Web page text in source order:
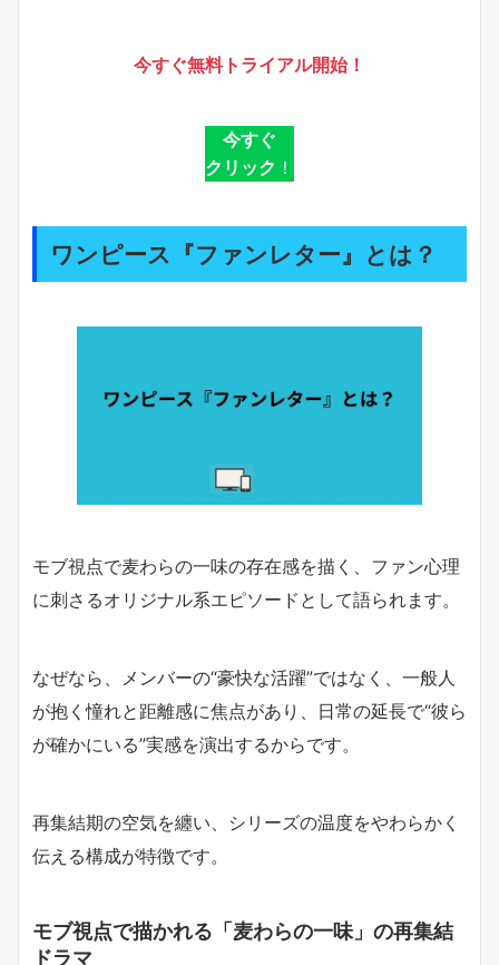
今すぐ無料トライアル開始！
今すぐ
クリック ！
ワンピース『ファンレター』とは？
モブ視点で麦わらの一味の存在感を描く、ファン心理
に刺さるオリジナル系エピソードとして語られます。
なぜなら、メンバーの“豪快な活躍”ではなく、一般人
が抱く憧れと距離感に焦点があり、日常の延長で“彼ら
が確かにいる”実感を演出するからです。
再集結期の空気を纏い、シリーズの温度をやわらかく
伝える構成が特徴です。
モブ視点で描かれる「麦わらの一味」の再集結
ドラマ